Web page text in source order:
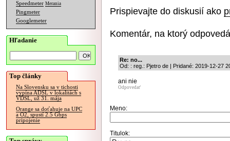
Speedmeter Merania
Pingmeter
Googlemeter
Hľadanie
Top články
Na Slovensku sa v tichosti
vypína ADSL v lokalitách s
VDSL, už 31. mája
Orange sa doťahuje na UPC
a O2, spustí 2.5 Gbps
pripojenie
Prispievajte do diskusií ako
Komentár, na ktorý
Re: no...
Od: : reg.: Pjetro de | Pridané: 2019-12-27
ani nie
Odpovedať
Meno:
Titulok: